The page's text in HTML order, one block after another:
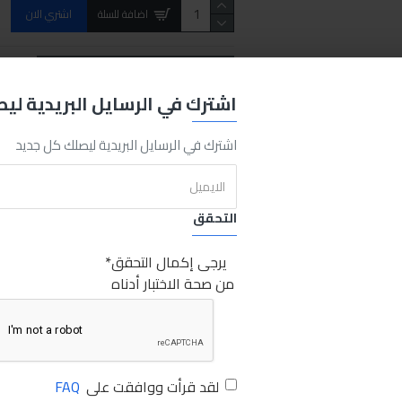
اشترك في الرسايل البريدية
اشترك في الرسايل البريدية ليصلك كل جديد
التحقق
يرجى إكمال التحقق
من صحة الاختبار أدناه
لقد قرأت ووافقت على FAQ
اضافة للسلة اشتري الان
steering fluid
abro
sabry
sabry stores ابرو